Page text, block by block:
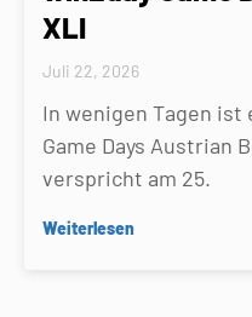
XLI
Juli 22, 2026
In wenigen Tagen ist
Game Days Austrian
verspricht am 25.
Weiterlesen